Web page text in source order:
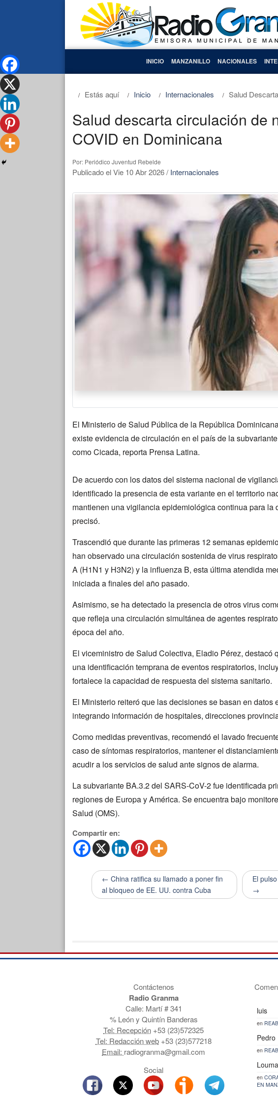
INICIO MANZANILLO NACIONALES
Estás aquí Inicio Internacionales Salud
Salud descarta circulación de
COVID en Dominicana
Por: Periódico Juventud Rebelde
Publicado el Vie 10 Abr 2026/ Internacionales
El Ministerio de Salud Pública de la República
existe evidencia de circulación en el país de la
como Cicada, reporta Prensa Latina.
De acuerdo con los datos del sistema nacional de
identificado la presencia de esta variante en el territorio
mantienen una vigilancia epidemiológica continua para la
precisó.
Trascendió que durante las primeras 12 semanas
han observado una circulación sostenida de virus
A (H1N1 y H3N2) y la influenza B, esta última atendida
iniciada a finales del año pasado.
Asimismo, se ha detectado la presencia de otros virus
que refleja una circulación simultánea de agentes
época del año.
El viceministro de Salud Colectiva, Eladio Pérez, destacó
una identificación temprana de eventos respiratorios,
fortalece la capacidad de respuesta del sistema sanitario.
El Ministerio reiteró que las decisiones se basan en datos
integrando información de hospitales, direcciones
Como medidas preventivas, recomendó el lavado
caso de síntomas respiratorios, mantener el
acudir a los servicios de salud ante signos de alarma.
La subvariante BA.3.2 del SARS-CoV-2 fue identificada
regiones de Europa y América. Se encuentra bajo
Salud (OMS).
Compartir en:
← China ratifica su llamado a poner fin
al bloqueo de EE. UU. contra Cuba
El
→
Contáctenos
Radio Granma
Calle: Martí # 341
% León y Quintín Banderas
Tel: Recepción +53 (23)572325
Tel: Redacción web+53 (23)577218
Email: radiogranma@gmail.com
Social
luis
en
Pedro
en
en
EN